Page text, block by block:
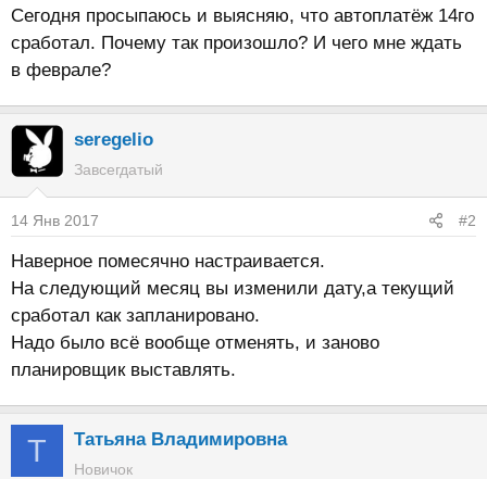
Сегодня просыпаюсь и выясняю, что автоплатёж 14го
сработал. Почему так произошло? И чего мне ждать
в феврале?
seregelio
Завсегдатый
14 Янв 2017 #2
Наверное помесячно настраивается.
На следующий месяц вы изменили дату,а текущий
сработал как запланировано.
Надо было всё вообще отменять, и заново
планировщик выставлять.
Т Татьяна Владимировна
Новичок